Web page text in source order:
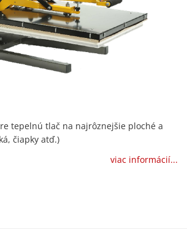
tepelnú tlač na najrôznejšie ploché a
čiapky atď.)
viac informácií...